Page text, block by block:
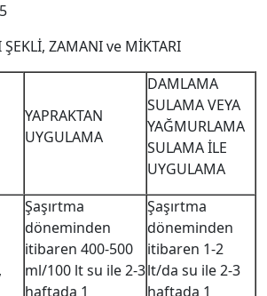
ZAMANI ve MİKTARI
YAPRAKTAN
UYGULAMA
DAMLAMA
SULAMA VEYA
YAĞMURLAMA
SULAMA İLE
UYGULAMA
Şaşırtma
döneminden
itibaren 400-500
ml/100 lt su ile 2-3
haftada 1
Şaşırtma
döneminden
itibaren 1-2
lt/da su ile 2-3
haftada 1